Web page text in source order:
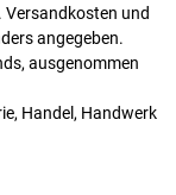
Versandkosten und
angegeben.
ausgenommen
Handel, Handwerk